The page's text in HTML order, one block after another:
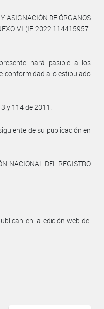
ASIGNACIÓN DE ÓRGANOS
VI (IF-2022-114415957-
hará pasible a los
conformidad a lo estipulado
y 114 de 2011.
de su publicación en
NACIONAL DEL REGISTRO
en la edición web del